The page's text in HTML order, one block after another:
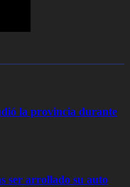
la provincia durante
ser arrollado su auto